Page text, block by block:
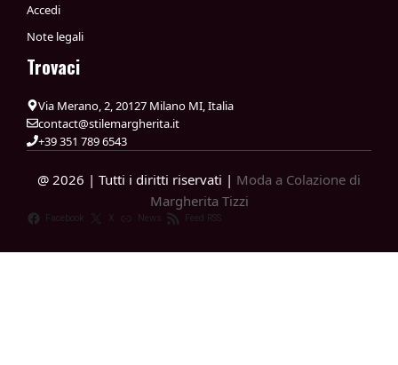
Accedi
Note legali
Trovaci
Via Merano, 2, 20127 Milano MI, Italia
contact@stilemargherita.it
+39 351 789 6543
@ 2026 | Tutti i diritti riservati | Moda a Colazione di
Margherita Tizzi
Facebook X News Feed RSS